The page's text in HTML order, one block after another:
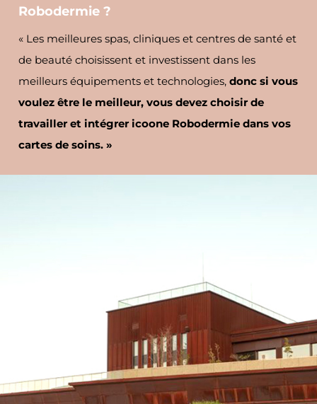
Robodermie ?
« Les meilleures spas, cliniques et centres de santé et
de beauté choisissent et investissent dans les
meilleurs équipements et technologies, donc si vous
voulez être le meilleur, vous devez choisir de
travailler et intégrer icoone Robodermie dans vos
cartes de soins. »